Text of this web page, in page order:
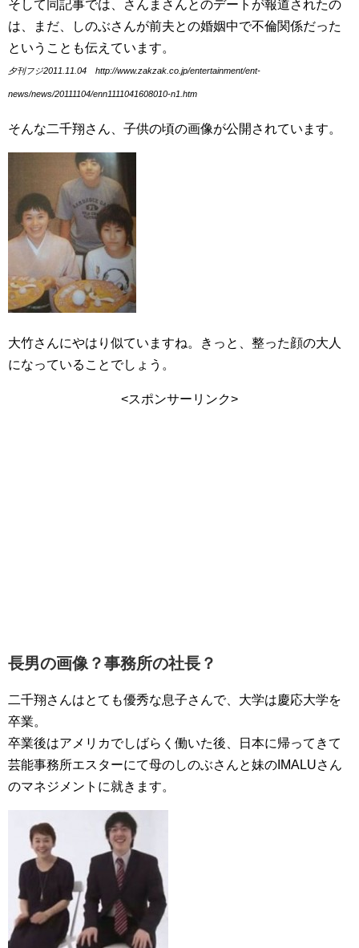
そして同記事では、さんまさんとのデートが報道されたの
は、まだ、しのぶさんが前夫との婚姻中で不倫関係だった
ということも伝えています。
夕刊フジ2011.11.04 http://www.zakzak.co.jp/entertainment/ent-
news/news/20111104/enn1111041608010-n1.htm
そんな二千翔さん、子供の頃の画像が公開されています。
大竹さんにやはり似ていますね。きっと、整った顔の大人
になっていることでしょう。
<スポンサーリンク>
長男の画像？事務所の社長？
二千翔さんはとても優秀な息子さんで、大学は慶応大学を
卒業。
卒業後はアメリカでしばらく働いた後、日本に帰ってきて
芸能事務所エスターにて母のしのぶさんと妹のIMALUさん
のマネジメントに就きます。